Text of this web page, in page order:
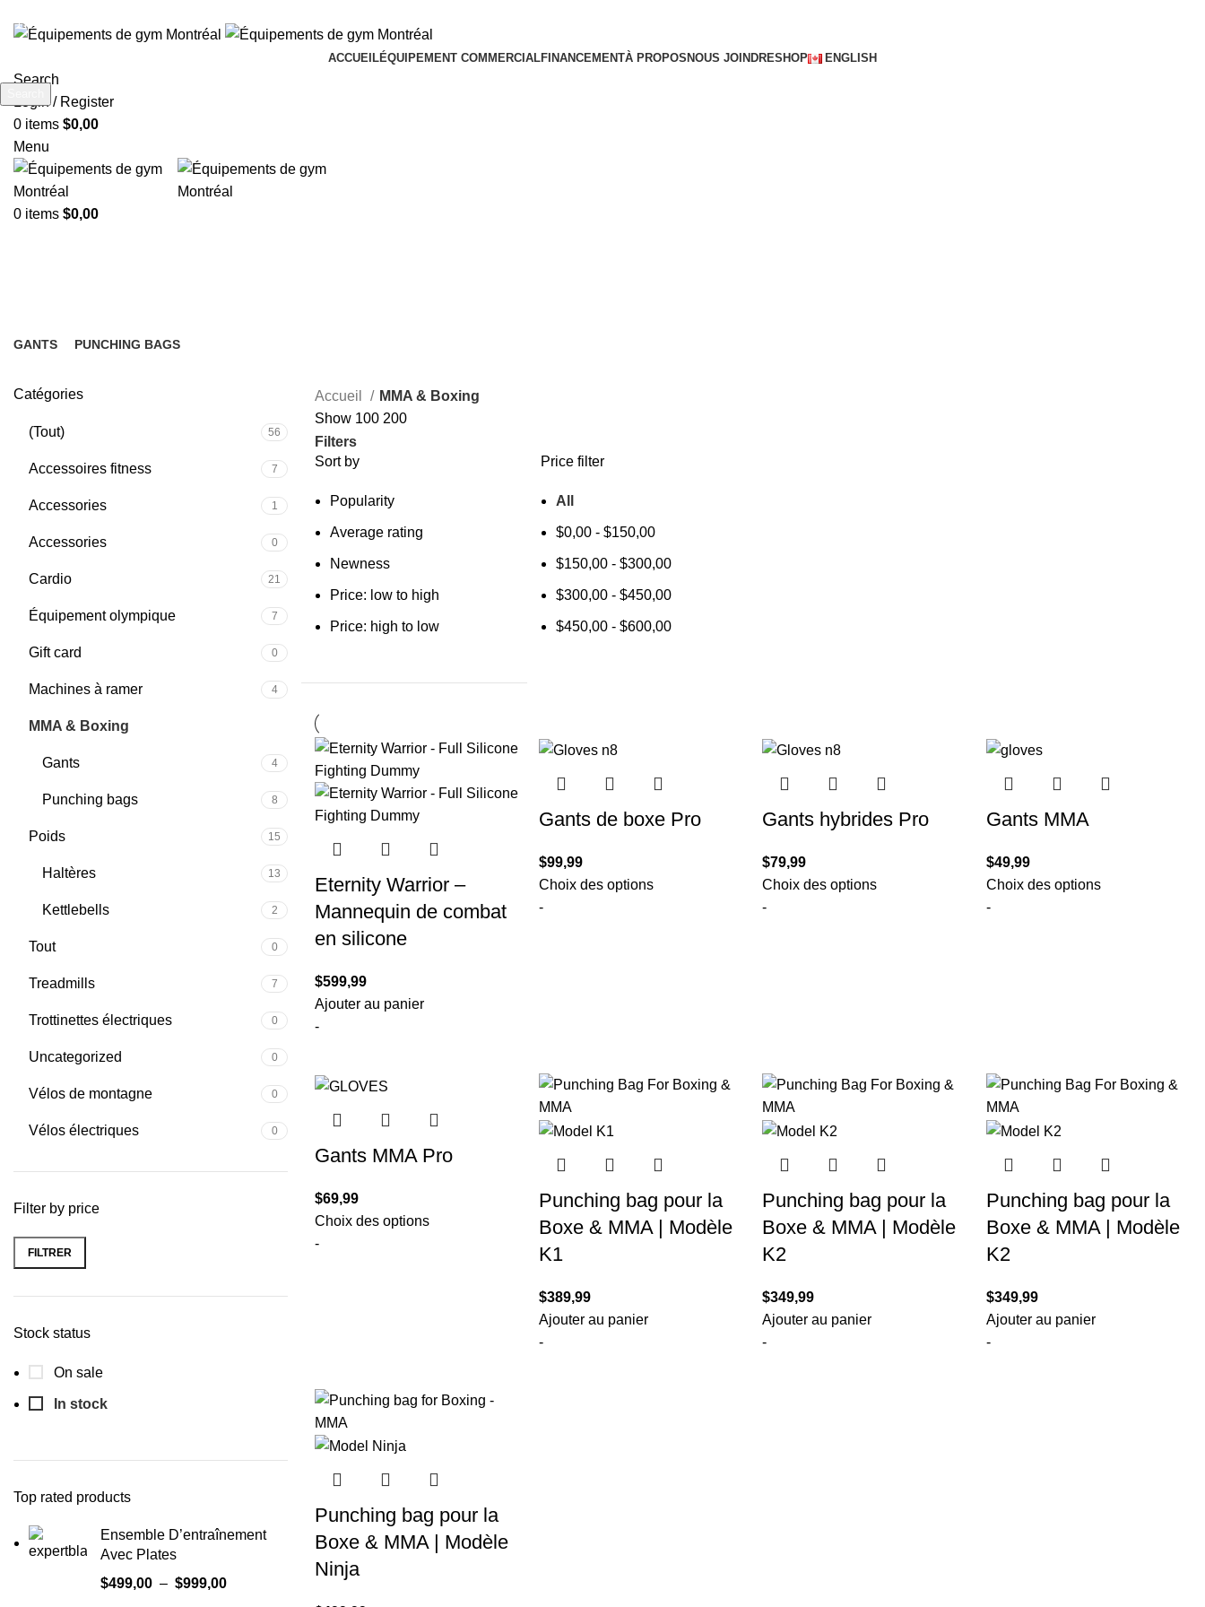
ACCUEILÉQUIPEMENT COMMERCIALFINANCEMENTÀ PROPOS NOUS JOINDRESHOP ENGLISH
Search
Login / Register
0 items $0,00
Menu
0 items $0,00
GANTS
PUNCHING BAGS
Catégories
(Tout) 56
Accessoires fitness 7
Accessories 1
Accessories 0
Cardio 21
Équipement olympique 7
Gift card 0
Machines à ramer 4
MMA & Boxing
Gants 4
Punching bags 8
Poids 15
Haltères 13
Kettlebells 2
Tout 0
Treadmills 7
Trottinettes électriques 0
Uncategorized 0
Vélos de montagne 0
Vélos électriques 0
Filter by price
FILTRER
Stock status
On sale
In stock
Top rated products
Ensemble D’entraînement
Avec Plates
$499,00 – $999,00
Accueil
MMA & Boxing
Show 100 200
Filters
Sort by
Popularity
Average rating
Newness
Price: low to high
Price: high to low
Price filter
All
$0,00 - $150,00
$150,00 - $300,00
$300,00 - $450,00
$450,00 - $600,00
Eternity Warrior –
Mannequin de combat
en silicone
$599,99
Ajouter au panier
-
Gants de boxe Pro
$99,99
Choix des options
-
Gants hybrides Pro
$79,99
Choix des options
-
Gants MMA
$49,99
Choix des options
-
Gants MMA Pro
$69,99
Choix des options
-
Punching bag pour la
Boxe & MMA | Modèle
K1
$389,99
Ajouter au panier
-
Punching bag pour la
Boxe & MMA | Modèle
K2
$349,99
Ajouter au panier
-
Punching bag pour la
Boxe & MMA | Modèle
K2
$349,99
Ajouter au panier
-
Punching bag pour la
Boxe & MMA | Modèle
Ninja
Start typing to see products you are looking for.